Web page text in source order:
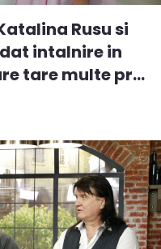
Rusu si
intalnire in
tare multe pr...